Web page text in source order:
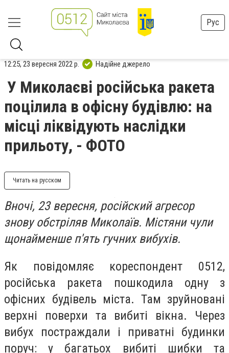
Рус
12:25, 23 вересня 2022 р. Надійне джерело
У Миколаєві російська ракета
поцілила в офісну будівлю: на
місці ліквідують наслідки
прильоту, - ФОТО
Читать на русском
Вночі, 23 вересня, російский агресор
знову обстріляв Миколаїв. Містяни чули
щонайменше п'ять гучних вибухів.
Як повідомляє кореспондент 0512,
російська ракета пошкодила одну з
офісних будівель міста. Там зруйновані
верхні поверхи та вибиті вікна. Через
вибух постраждали і приватні будинки
поруч: у багатьох вибиті шибки та